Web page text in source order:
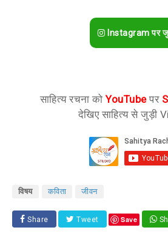
Instagram पर
साहित्य रचना कोYouTubeपर
देखिए साहित्य से जुड़ी
विषय कविता जीवन
Share Tweet Save